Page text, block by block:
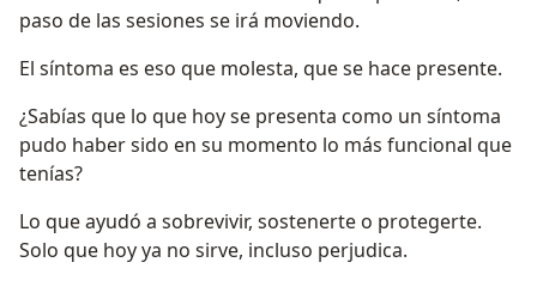
paso de las sesiones se irá moviendo.
El síntoma es eso que molesta, que se hace presente.
¿Sabías que lo que hoy se presenta como un síntoma
pudo haber sido en su momento lo más funcional que
tenías?
Lo que ayudó a sobrevivir, sostenerte o protegerte.
Solo que hoy ya no sirve, incluso perjudica.